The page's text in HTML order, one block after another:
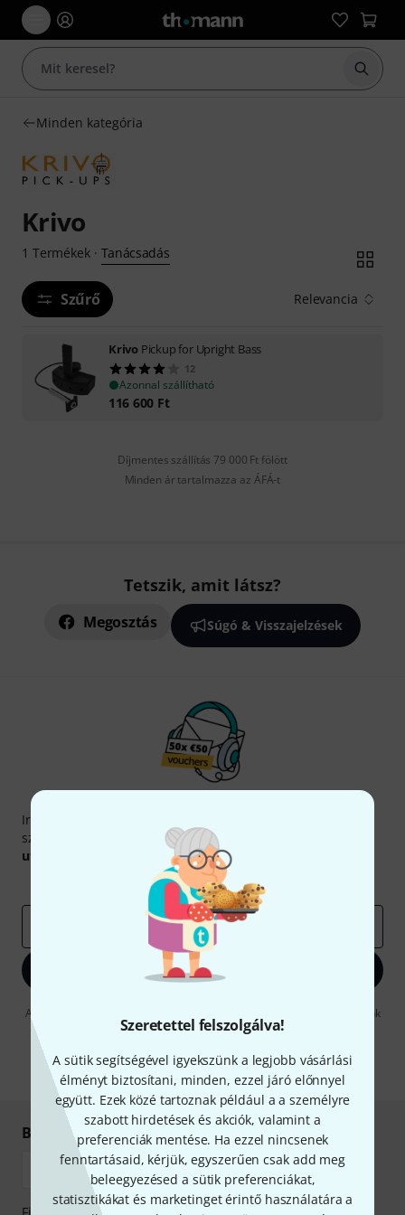
Szeretettel felszolgálva!
A sütik segítségével igyekszünk a legjobb vásárlási
élményt biztosítani, minden, ezzel járó előnnyel
együtt. Ezek közé tartoznak például a a személyre
szabott hirdetések és akciók, valamint a
preferenciák mentése. Ha ezzel nincsenek
fenntartásaid, kérjük, egyszerűen csak add meg
beleegyezésed a sütik preferenciákat,
statisztikákat és marketinget érintő használatára a
Minden kategória
Krivo
1 Termékek· Tanácsadás
Szűrő Relevancia
Krivo Pickup for Upright Bass
12
Azonnal szállítható
116 600 Ft
Díjmentes szállítás 79 000 Ft fölött
Minden ár tartalmazza az ÁFÁ-t
Tetszik, amit látsz?
Megosztás Súgó & Visszajelzések
Thomann hírlevél
Iratkozz fel a Thomann angol nyelvű hírlevelére, és kis
szerencsével megnyerheted a
50
utalvány
Inspiráló gondolatok
Akciók
Bejelentkezés
A "Bejelentkezés" gombra kattintva elfogadja, hogy e-mailben küldjünk
önnek hirdetéseket. Bármikor leiratkozhat erről. A hírlevélről további
* Kitöltés kötelező
Biztonságos vásárlás és fizetés